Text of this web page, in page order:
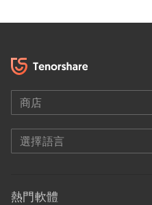
商店
選擇語言
熱門軟體